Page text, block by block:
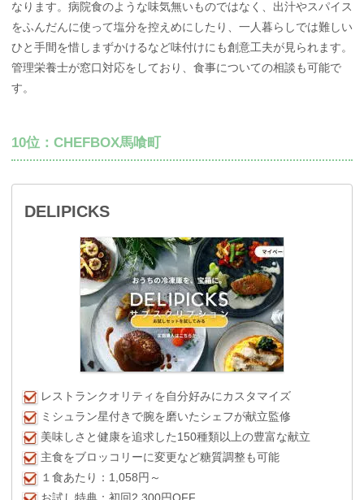
なります。病院食のような味気無いものではなく、出汁やスパイス
をふんだんに使って塩分を控えめにしたり、一人暮らしでは難しい
ひと手間を惜しまずかけるなど味付けにも創意工夫が見られます。
管理栄養士が窓口対応をしており、食事についての相談も可能で
す。
10位：CHEFBOX馬喰町
DELIPICKS
レストランクオリティを自分好みにカスタマイズ
ミシュラン星付きで腕を磨いたシェフが献立監修
美味しさと健康を追求した150種類以上の豊富な献立
主食をブロッコリーに変更など糖質調整も可能
１食あたり：1,058円～